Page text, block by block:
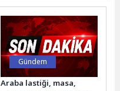
“Türkiye İtfaiye Eğitim
Akademisi Kuruluş ve
Gelecek Vizyonu Çalıştayı”,...
Gündem
Araba lastiği, masa,